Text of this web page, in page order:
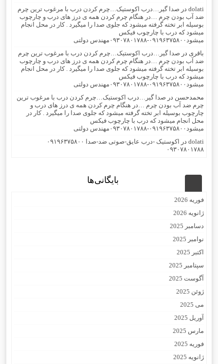
dolati در صدا گیر…درب اکوستیک…چرم کردن درب با مرغوب ترین چرم
ضد آب بودن چرم …در هنگام چرم کردن همه ی درز های درب و چارچوب
بوسیله ابر تخته گرفته میشود که جلوی صدا را میگیرد . کار در محل انجام
میشود که درب با چارچوب فیکس
میشود۰۹۱۹۶۳۷۵۸۰۰-۰۹۳۰۷۸۰۱۷۸۸مهندس دولتی
باقری در صدا گیر…درب اکوستیک…چرم کردن درب با مرغوب ترین چرم
ضد آب بودن چرم …در هنگام چرم کردن همه ی درز های درب و چارچوب
بوسیله ابر تخته گرفته میشود که جلوی صدا را میگیرد . کار در محل انجام
میشود که درب با چارچوب فیکس
میشود۰۹۱۹۶۳۷۵۸۰۰-۰۹۳۰۷۸۰۱۷۸۸مهندس دولتی
محمدحسن در صدا گیر…درب اکوستیک…چرم کردن درب با مرغوب ترین
چرم ضد آب بودن چرم …در هنگام چرم کردن همه ی درز های درب و
چارچوب بوسیله ابر تخته گرفته میشود که جلوی صدا را میگیرد . کار در
محل انجام میشود که درب با چارچوب فیکس
میشود۰۹۱۹۶۳۷۵۸۰۰-۰۹۳۰۷۸۰۱۷۸۸مهندس دولتی
dolati در
اکوستیک -درب عایق-صوتی ضد-صدا ۰۹۱۹۶۳۷۵۸۰۰
۰۹۳۰۷۸۰۱۷۸۸
بایگانی‌ها
فوریه 2026
ژانویه 2026
دسامبر 2025
نوامبر 2025
اکتبر 2025
سپتامبر 2025
آگوست 2025
ژوئن 2025
می 2025
آوریل 2025
مارس 2025
فوریه 2025
ژانویه 2025